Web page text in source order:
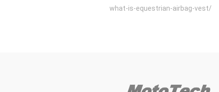
/what-is-equestrian-airbag-vest